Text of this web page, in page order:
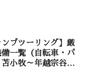
ンプツーリング】厳
一覧（自転車・パ
小牧～年越宗谷岬